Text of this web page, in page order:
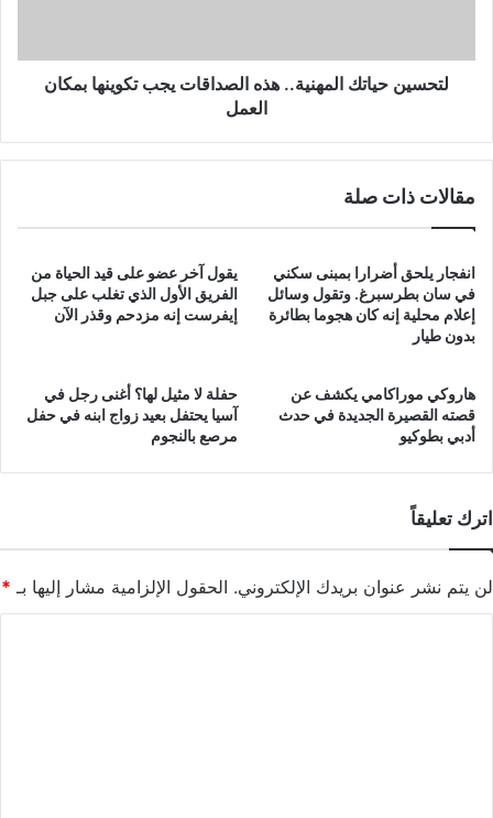
العمل
لتحسين حياتك المهنية.. هذه الصداقات يجب تكوينها بمكان
العمل
مقالات ذات صلة
انفجار يلحق أضرارا بمبنى سكني
في سان بطرسبرغ. وتقول وسائل
إعلام محلية إنه كان هجوما بطائرة
بدون طيار
يقول آخر عضو على قيد الحياة من
الفريق الأول الذي تغلب على جبل
إيفرست إنه مزدحم وقذر الآن
هاروكي موراكامي يكشف عن
قصته القصيرة الجديدة في حدث
أدبي بطوكيو
حفلة لا مثيل لها؟ أغنى رجل في
آسيا يحتفل بعيد زواج ابنه في حفل
مرصع بالنجوم
اترك تعليقاً
لن يتم نشر عنوان بريدك الإلكتروني. الحقول الإلزامية مشار إليها بـ *